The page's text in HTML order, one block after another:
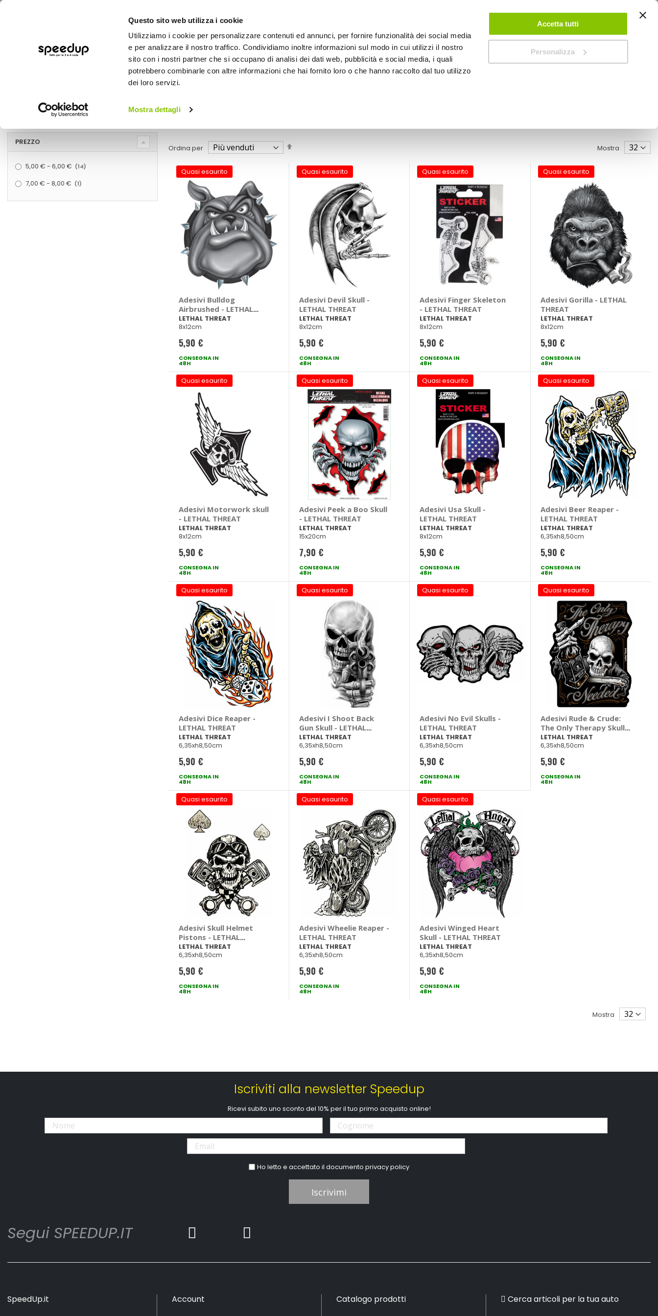
Questo sito web utilizza i cookie
Utilizziamo i cookie per personalizzare contenuti ed annunci, per fornire funzionalità dei social media
e per analizzare il nostro traffico. Condividiamo inoltre informazioni sul modo in cui utilizzi il nostro
sito con i nostri partner che si occupano di analisi dei dati web, pubblicità e social media, i quali
potrebbero combinarle con altre informazioni che hai fornito loro o che hanno raccolto dal tuo utilizzo
dei loro servizi.
Mostra dettagli
Accetta tutti
Personalizza
ACCEDI CREA UN ACCOUNT CONTATTACI
BICI OUTDOOR
Marche LETHAL THREAT
LETHAL THREAT
Ordina per
decrescente
Mostra
Quasi esaurito
Adesivi Bulldog
Airbrushed - LETHAL
THREAT
LETHAL THREAT
8x12cm
5,90 €
CONSEGNA IN
48H
Quasi esaurito
Adesivi Devil Skull -
LETHAL THREAT
LETHAL THREAT
8x12cm
5,90 €
CONSEGNA IN
48H
Quasi esaurito
Adesivi Finger Skeleton
- LETHAL THREAT
LETHAL THREAT
8x12cm
5,90 €
CONSEGNA IN
48H
Quasi esaurito
Adesivi Gorilla - LETHAL
THREAT
LETHAL THREAT
8x12cm
5,90 €
CONSEGNA IN
48H
Quasi esaurito
Adesivi Motorwork skull
- LETHAL THREAT
LETHAL THREAT
8x12cm
5,90 €
CONSEGNA IN
48H
Quasi esaurito
Adesivi Peek a Boo Skull
- LETHAL THREAT
LETHAL THREAT
15x20cm
7,90 €
CONSEGNA IN
48H
Quasi esaurito
Adesivi Usa Skull -
LETHAL THREAT
LETHAL THREAT
8x12cm
5,90 €
CONSEGNA IN
48H
Quasi esaurito
Adesivi Beer Reaper -
LETHAL THREAT
LETHAL THREAT
6,35xh8,50cm
5,90 €
CONSEGNA IN
48H
Quasi esaurito
Adesivi Dice Reaper -
LETHAL THREAT
LETHAL THREAT
6,35xh8,50cm
5,90 €
CONSEGNA IN
48H
Quasi esaurito
Adesivi I Shoot Back
Gun Skull - LETHAL
THREAT
LETHAL THREAT
6,35xh8,50cm
5,90 €
CONSEGNA IN
48H
Quasi esaurito
Adesivi No Evil Skulls -
LETHAL THREAT
LETHAL THREAT
6,35xh8,50cm
5,90 €
CONSEGNA IN
48H
Quasi esaurito
Adesivi Rude & Crude:
The Only Therapy Skull -
LETHAL THREAT
LETHAL THREAT
6,35xh8,50cm
5,90 €
CONSEGNA IN
48H
Quasi esaurito
Adesivi Skull Helmet
Pistons - LETHAL
THREAT
LETHAL THREAT
6,35xh8,50cm
5,90 €
CONSEGNA IN
48H
Quasi esaurito
Adesivi Wheelie Reaper -
LETHAL THREAT
LETHAL THREAT
6,35xh8,50cm
5,90 €
CONSEGNA IN
48H
Quasi esaurito
Adesivi Winged Heart
Skull - LETHAL THREAT
LETHAL THREAT
6,35xh8,50cm
5,90 €
CONSEGNA IN
48H
Mostra
PREZZO
5,00 € - 6,00 € 14
elementi
7,00 € - 8,00 € 1
elemento
Iscriviti alla newsletter Speedup
Ricevi subito uno sconto del 10% per il tuo primo acquisto online!
Ho letto e accettato il documentoprivacy policy
Iscrivimi
Segui SPEEDUP.IT
SpeedUp.it Account Catalogo prodotti Cerca articoli per la tua auto